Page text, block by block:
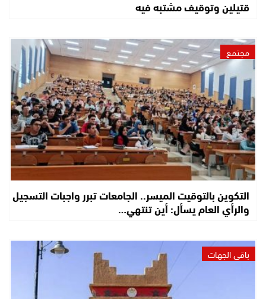
قتيلين وتوقيف مشتبه فيه
مجتمع
التكوين بالتوقيت الميسر.. الجامعات تبرر واجبات التسجيل
والرأي العام يسأل: أين تنتهي…
باقي الجهات